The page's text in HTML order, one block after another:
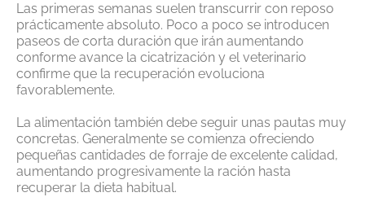
Las primeras semanas suelen transcurrir con reposo
prácticamente absoluto. Poco a poco se introducen
paseos de corta duración que irán aumentando
conforme avance la cicatrización y el veterinario
confirme que la recuperación evoluciona
favorablemente.
La alimentación también debe seguir unas pautas muy
concretas. Generalmente se comienza ofreciendo
pequeñas cantidades de forraje de excelente calidad,
aumentando progresivamente la ración hasta
recuperar la dieta habitual.